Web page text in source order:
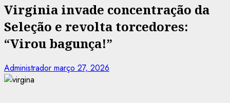
Virginia invade concentração da
Seleção e revolta torcedores:
“Virou bagunça!”
Administrador março 27, 2026